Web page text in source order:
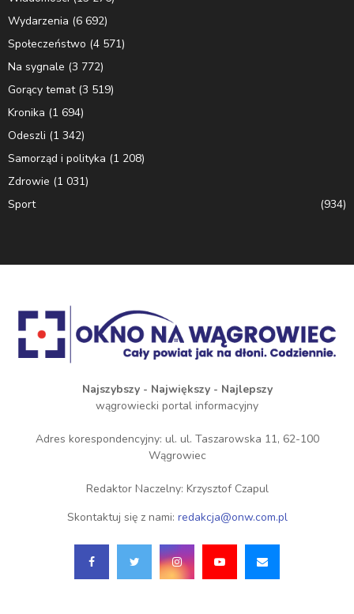
Wydarzenia (6 692)
Społeczeństwo (4 571)
Na sygnale (3 772)
Gorący temat(3 519)
Kronika (1 694)
Odeszli (1 342)
Samorząd i polityka (1 208)
Zdrowie (1 031)
Sport
(934)
Najszybszy - Największy - Najlepszy
wągrowiecki portal informacyjny
Adres korespondencyjny: ul. ul. Taszarowska 11, 62-100
Wągrowiec
Redaktor Naczelny: Krzysztof Czapul
Skontaktuj się z nami: redakcja@onw.com.pl